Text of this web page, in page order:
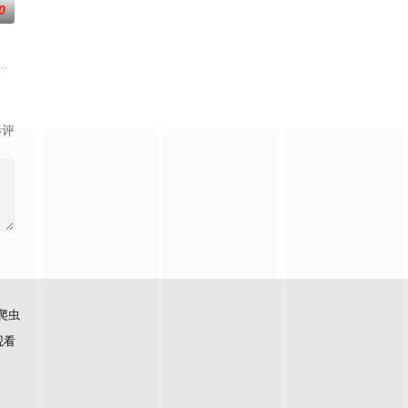
爱情故事
，携手霍仙姑（陈瑶 饰）与九门诸人共
——用一场精心策划的“夏令营”完成复仇的受害者；临终前与遗憾和解的“无
评
虫
看